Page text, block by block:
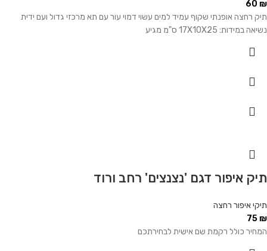
60 ₪
תיק רחצה אופנתי שקוף עמיד למים עשוי דמוי עור עם תא מרכזי גדול ועם ידית
נשיאה במידות: 17X10X25 ס"מ מגיע
תיק איפור דגם 'נצנצים' רחב ורוד
תיקי איפור רחצה
75₪
המחיר כולל רקמת שם אישית לבחירתכם